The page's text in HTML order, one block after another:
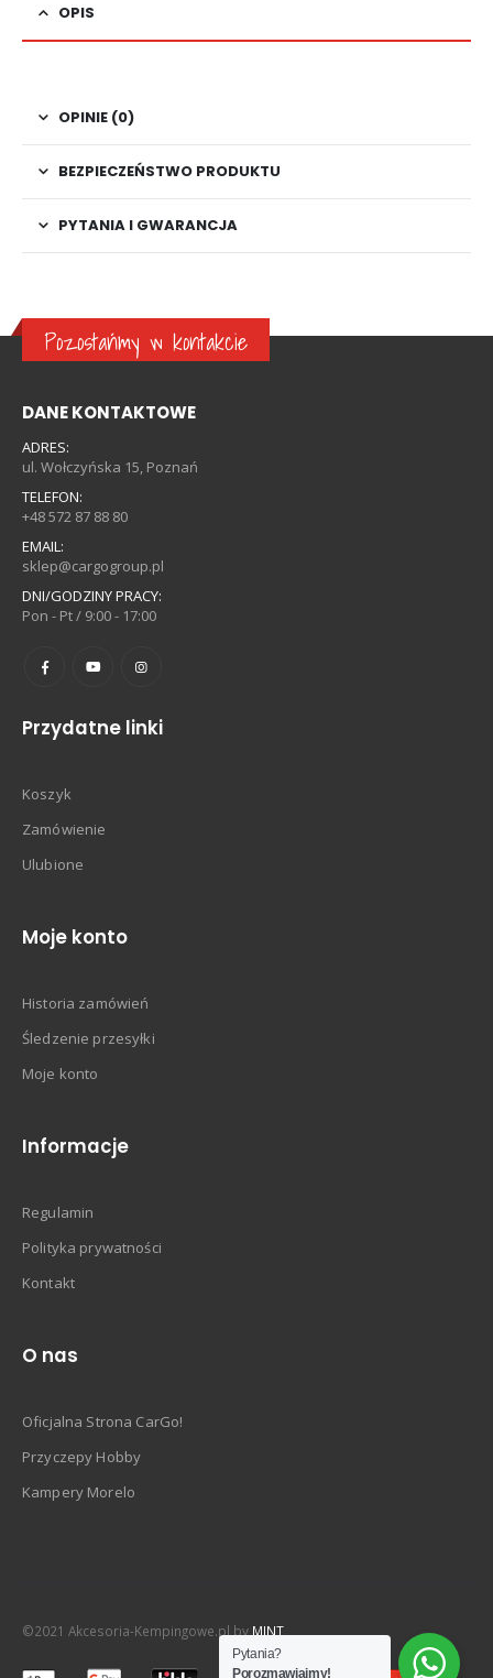
OPIS
OPINIE (0)
BEZPIECZEŃSTWO PRODUKTU
PYTANIA I GWARANCJA
Pozostańmy w kontakcie
DANE KONTAKTOWE
ADRES:
ul. Wołczyńska 15, Poznań
TELEFON:
+48 572 87 88 80
EMAIL:
sklep@cargogroup.pl
DNI/GODZINY PRACY:
Pon - Pt / 9:00 - 17:00
Przydatne linki
Koszyk
Zamówienie
Ulubione
Moje konto
Historia zamówień
Śledzenie przesyłki
Moje konto
Informacje
Regulamin
Polityka prywatności
Kontakt
O nas
Oficjalna Strona CarGo!
Przyczepy Hobby
Kampery Morelo
©2021 Akcesoria-Kempingowe.pl byMINT
Pytania?
Porozmawiajmy!